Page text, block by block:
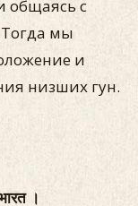
общаясь с
мы
и
низших гун.
।